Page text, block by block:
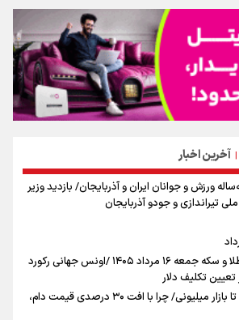
| آخرین اخبار
ورزش و جوانان ایران و آذربایجان/ بازدید وزیر
تیراندازی و جودو آذربایجان
پیش‌بینی قیمت دلار، طلا و سکه جمعه ۱۶ مرداد ۱۴۰۵ /اونس جهانی رکورد
تعیین تکلیف دلار
از گوشت ۴ هزار تومانی تا بازار میلیونی/ چرا با افت ۳۰ درصدی قیمت دام،